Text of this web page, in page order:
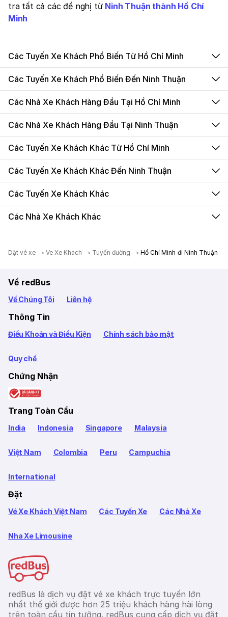
tra tất cả các đề nghị từ Ninh Thuận thành Hồ Chí
Minh
Các Tuyến Xe Khách Phổ Biến Từ Hồ Chí Minh
Các Tuyến Xe Khách Phổ Biến Đến Ninh Thuận
Các Nhà Xe Khách Hàng Đầu Tại Hồ Chí Minh
Các Nhà Xe Khách Hàng Đầu Tại Ninh Thuận
Các Tuyến Xe Khách Khác Từ Hồ Chí Minh
Các Tuyến Xe Khách Khác Đến Ninh Thuận
Các Tuyến Xe Khách Khác
Các Nhà Xe Khách Khác
Dặt vé xe Ve Xe Khach Tuyến đường Hồ Chí Minh đi Ninh Thuận
Về redBus
Về Chúng Tôi Liên hệ
Thông Tin
Điều Khoản và Điều Kiện Chính sách bảo mật
Quy chế
Chứng Nhận
Trang Toàn Cầu
India Indonesia Singapore Malaysia
Việt Nam Colombia Peru Campuchia
International
Đặt
Vé Xe Khách Việt Nam Các Tuyến Xe Các Nhà Xe
Nha Xe Limousine
redBus là dịch vụ đặt vé xe khách trực tuyến lớn
nhất thế giới được hơn 25 triệu khách hàng hài lòng
trên toàn cầu tin tưởng. redBus cung cấp dịch vụ đặt